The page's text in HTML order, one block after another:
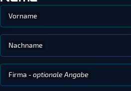
Vorname
Nachname
Firma - optionale Angabe